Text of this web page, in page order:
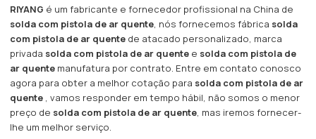
RIYANG é um fabricante e fornecedor profissional na China de
solda com pistola de ar quente, nós fornecemos fábrica solda
com pistola de ar quente de atacado personalizado, marca
privada solda com pistola de ar quente e solda com pistola de
ar quente manufatura por contrato. Entre em contato conosco
agora para obter a melhor cotação para solda com pistola de ar
quente , vamos responder em tempo hábil, não somos o menor
preço de solda com pistola de ar quente, mas iremos fornecer-
lhe um melhor serviço.